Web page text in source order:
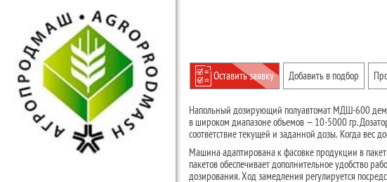
Оставить заявку Добавить в подбор
Напольный дозирующий полуавтомат МДШ-600
в широком диапазоне объемов — 10-5000 гр.
соответствие текущей и заданной дозы. Когда вес
Машина адаптирована к фасовке продукции в
пакетов обеспечивает дополнительное удобство
дозирования. Ход замедления регулируется